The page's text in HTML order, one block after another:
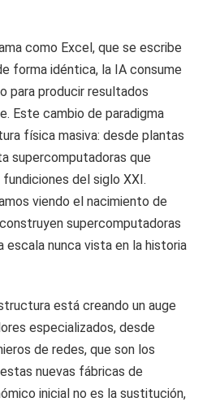
como Excel, que se escribe
forma idéntica, la IA consume
para producir resultados
Este cambio de paradigma
física masiva: desde plantas
supercomputadoras que
del siglo XXI.
viendo el nacimiento de
supercomputadoras
escala nunca vista en la historia
está creando un auge
especializados, desde
de redes, que son los
nuevas fábricas de
inicial no es la sustitución,